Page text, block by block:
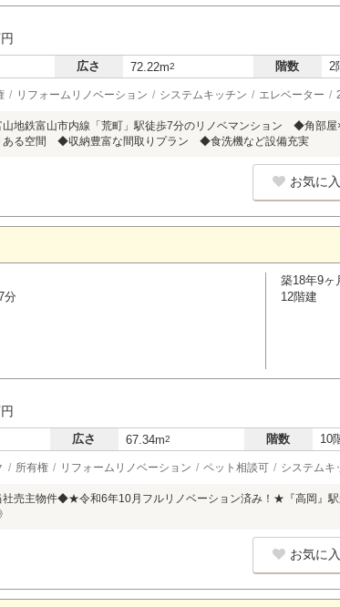
広さ 72.22m2 階数 2
リフォームリノベーション システムキッチン エレベーター
地鉄富山市内線「荒町」駅徒歩7分のリノベマンション ◆角部
ある空間 ◆収納豊富な間取りプラン ◆食洗機など設備充実
お気に
分
築18年9ヶ
12階建
広さ 67.34m2 階数 10
所有権 リフォームリノベーション ペット相談可 システムキ
売主物件◆★令和6年10月フルリノベーション済み！★『高岡』駅
お気に